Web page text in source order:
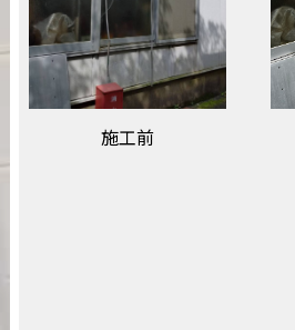
施工前